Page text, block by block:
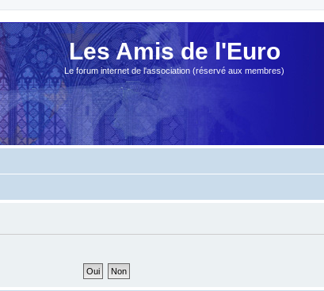
Les Amis de l'Euro
Le forum internet de l'association (réservé aux membres)